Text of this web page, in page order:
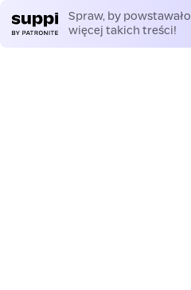
Spraw, by powstawało
więcej takich treści!